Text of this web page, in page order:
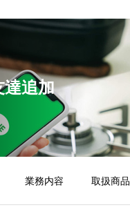
追加
業務内容 取扱商品